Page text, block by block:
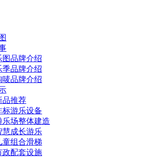
图品牌介绍
季品牌介绍
唛品牌介绍
品推荐
标游乐设备
乐场整体建造
慧成长游乐
童组合滑梯
政配套设施